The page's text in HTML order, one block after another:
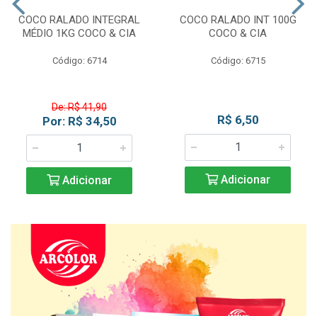
COCO RALADO INTEGRAL
MÉDIO 1KG COCO & CIA
Código: 6714
De: R$ 41,90
Por: R$ 34,50
Adicionar
COCO RALADO INT 100G
COCO & CIA
Código: 6715
R$ 6,50
Adicionar